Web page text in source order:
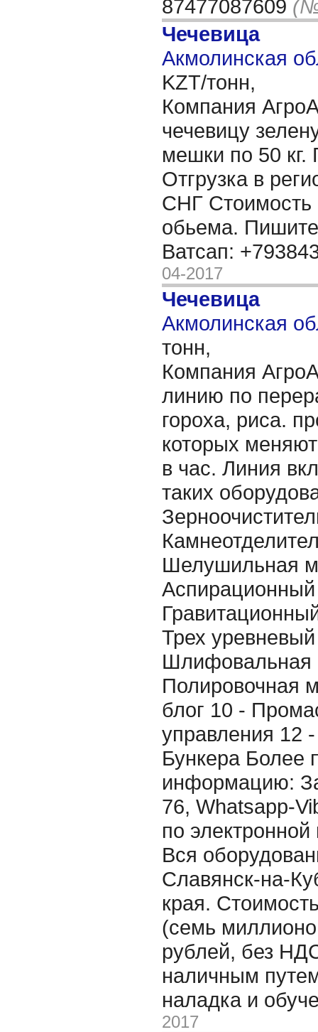
87477087609
Чечевица
Акмолинская
KZT/тонн,
Компания
чечевицу
мешки по 50
Отгрузка в
СНГ Стоимость
обьема.
Ватсап:
04-2017
Чечевица
Акмолинская
тонн,
Компания
линию по
гороха, риса.
которых
в час. Линия
таких
Шелушильная
Трех
Шлифовальная
Полировочная
блог 10 -
управления 12
Бункера Более
информацию:
76, Whatsapp-
по
Вся
Славянск-на-
края.
(семь
рублей, без
наличным
наладка и
2017